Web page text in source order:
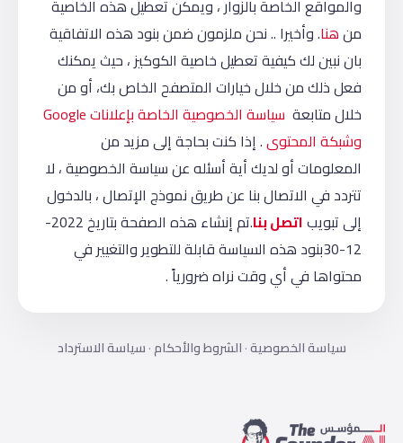
والمواقع الخاصة بالزوار ، ويمكن تعطيل هذه الخاصية
منهنا. وأخيرا .. نحن ملزمون ضمن بنود هذه الاتفاقية
بان نبين لك كيفية تعطيل خاصية الكوكيز ، حيث يمكنك
فعل ذلك من خلال خيارات المتصفح الخاص بك، أو من
خلال متابعة
سياسة الخصوصية الخاصة بإعلانات Google
وشبكة المحتوى. إذا كنت بحاجة إلى مزيد من
المعلومات أو لديك أية أسئله عن سياسة الخصوصية ، لا
تتردد في الاتصال بنا عن طريق نموذج الإتصال ، بالدخول
إلى تبويباتصل بنا
.تم إنشاء هذه الصفحة بتاريخ 2022-
12-30بنود هذه السياسة قابلة للتطوير والتغيير في
محتواها في أي وقت نراه ضرورياً .
سياسة الخصوصية·الشروط والأحكام·سياسة الاسترداد